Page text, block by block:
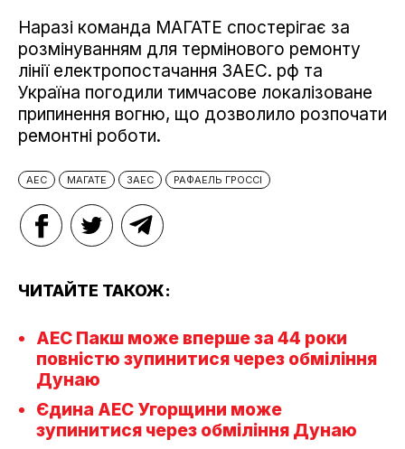
Наразі команда МАГАТЕ спостерігає за
розмінуванням для термінового ремонту
лінії електропостачання ЗАЕС. рф та
Україна погодили тимчасове локалізоване
припинення вогню, що дозволило розпочати
ремонтні роботи.
АЕС МАГАТЕ ЗАЕС РАФАЕЛЬ ГРОССІ
ЧИТАЙТЕ ТАКОЖ:
АЕС Пакш може вперше за 44 роки
повністю зупинитися через обміління
Дунаю
Єдина АЕС Угорщини може
зупинитися через обміління Дунаю